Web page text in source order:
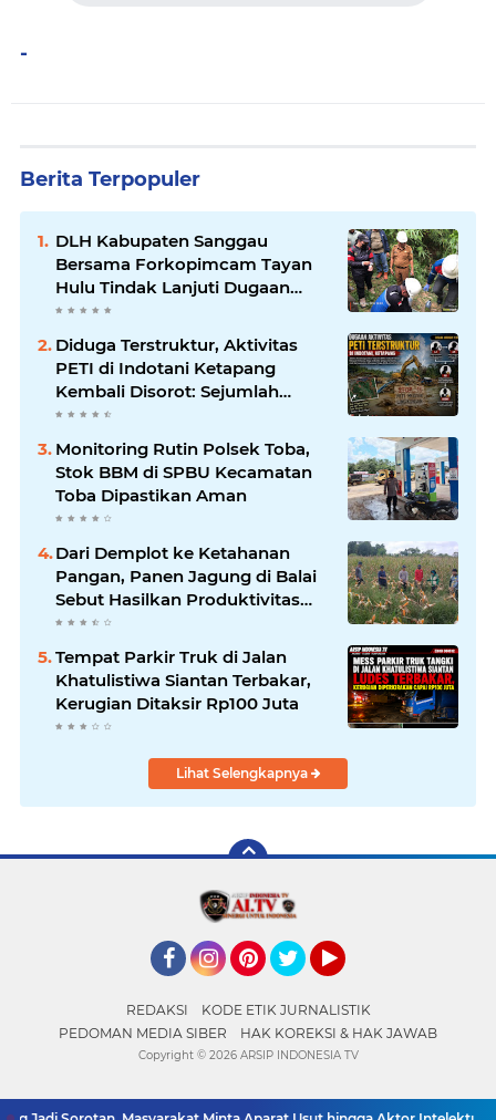
-
Berita Terpopuler
DLH Kabupaten Sanggau
Bersama Forkopimcam Tayan
Hulu Tindak Lanjuti Dugaan
Pencemaran Sungai Lape
Diduga Terstruktur, Aktivitas
PETI di Indotani Ketapang
Kembali Disorot: Sejumlah
Nama Disebut Berperan dalam
Monitoring Rutin Polsek Toba,
Stok BBM di SPBU Kecamatan
Toba Dipastikan Aman
Dari Demplot ke Ketahanan
Pangan, Panen Jagung di Balai
Sebut Hasilkan Produktivitas
Menjanjikan
Tempat Parkir Truk di Jalan
Khatulistiwa Siantan Terbakar,
Kerugian Ditaksir Rp100 Juta
Lihat Selengkapnya
REDAKSI
KODE ETIK JURNALISTIK
PEDOMAN MEDIA SIBER
HAK KOREKSI & HAK JAWAB
Copyright © 2026 ARSIP INDONESIA TV